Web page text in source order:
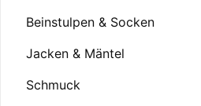
Beinstulpen & Socken
Jacken & Mäntel
Schmuck